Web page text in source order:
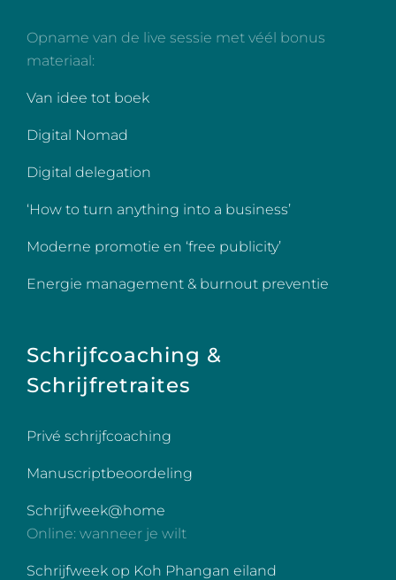
Opname van de live sessie met véél bonus
materiaal:
Van idee tot boek
Digital Nomad
Digital delegation
‘How to turn anything into a business’
Moderne promotie en ‘free publicity’
Energie management & burnout preventie
Schrijfcoaching &
Schrijfretraites
Privé schrijfcoaching
Manuscriptbeoordeling
Schrijfweek@home
Online: wanneer je wilt
Schrijfweek op Koh Phangan eiland